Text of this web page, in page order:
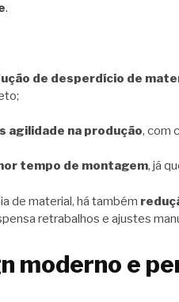
.
de desperdício de
agilidade na produção, com
tempo de montagem, já
de material, há também
retrabalhos e ajustes
moderno e